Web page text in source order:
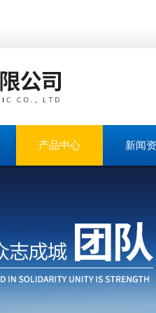
产品中心 新闻